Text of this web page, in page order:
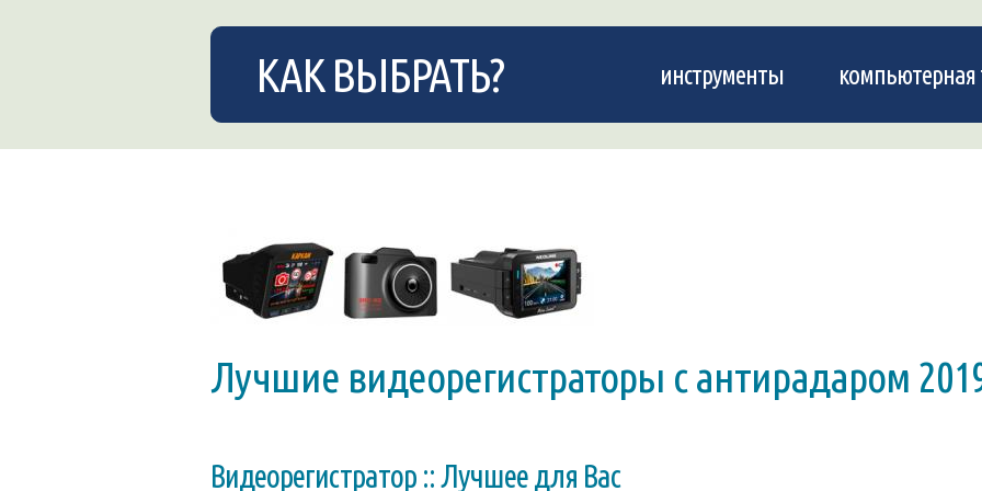
КАК ВЫБРАТЬ? инструменты компьютерная
Лучшие видеорегистраторы с антирадаром
Видеорегистратор :: Лучшее для Вас